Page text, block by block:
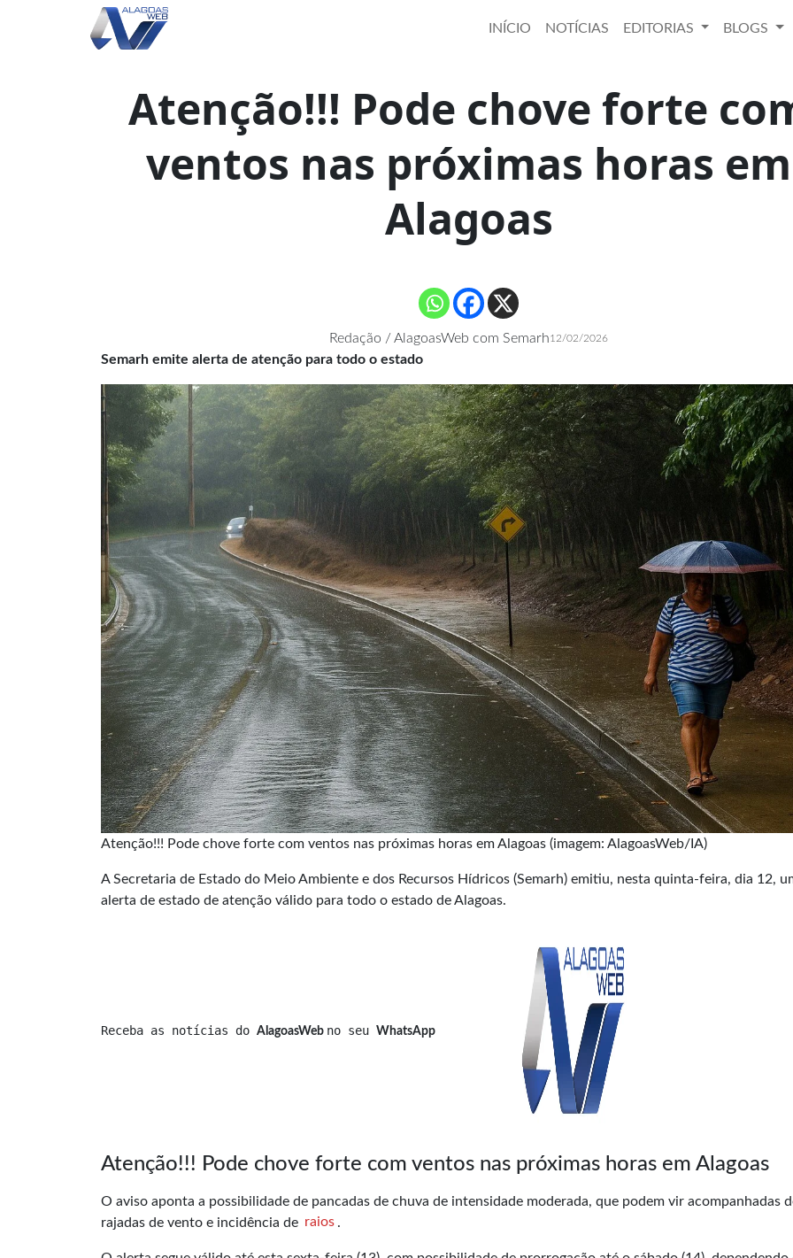
INÍCIO NOTÍCIAS EDITORIAS BLOGS
Atenção!!! Pode chove forte
ventos nas próximas horas em
Alagoas
Redação / AlagoasWeb com Semarh12/02/2026
Semarh emite alerta de atenção para todo o estado
Atenção!!! Pode chove forte com ventos nas próximas horas em Alagoas (imagem: AlagoasWeb/IA)
A Secretaria de Estado do Meio Ambiente e dos Recursos Hídricos (Semarh) emitiu, nesta quinta-feira, dia 12,
alerta de estado de atenção válido para todo o estado de Alagoas.
Receba as notícias do AlagoasWeb no seu WhatsApp
Atenção!!! Pode chove forte com ventos nas próximas horas em Alagoas
O aviso aponta a possibilidade de pancadas de chuva de intensidade moderada, que podem vir acompanhadas
rajadas de vento e incidência de raios .